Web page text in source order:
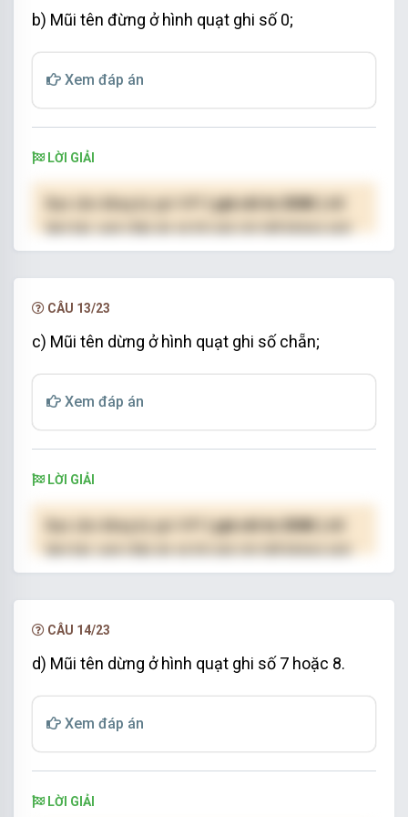
b) Mũi tên đừng ở hình quạt ghi số 0;
Xem đáp án
LỜI GIẢI
( giá chỉ từ 250K )
hạn.
CÂU 13/23
c) Mũi tên dừng ở hình quạt ghi số chẵn;
Xem đáp án
LỜI GIẢI
( giá chỉ từ 250K )
hạn.
CÂU 14/23
d) Mũi tên dừng ở hình quạt ghi số 7 hoặc 8.
Xem đáp án
LỜI GIẢI